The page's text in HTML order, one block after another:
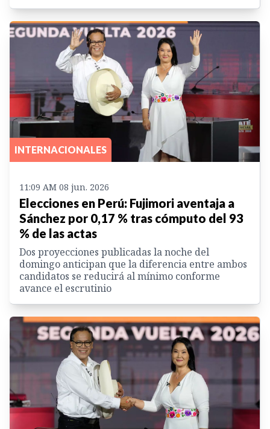
INTERNACIONALES
11:09 AM 08 jun. 2026
Elecciones en Perú: Fujimori aventaja a
Sánchez por 0,17 % tras cómputo del 93
% de las actas
Dos proyecciones publicadas la noche del
domingo anticipan que la diferencia entre ambos
candidatos se reducirá al mínimo conforme
avance el escrutinio